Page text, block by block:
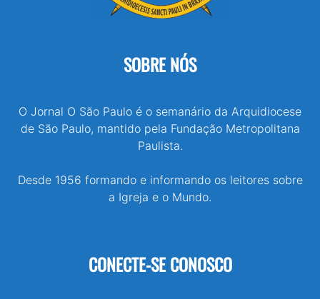
SOBRE NÓS
O Jornal O São Paulo é o semanário da Arquidiocese
de São Paulo, mantido pela Fundação Metropolitana
Paulista.
Desde 1956 formando e informando os leitores sobre
a Igreja e o Mundo.
CONECTE-SE CONOSCO